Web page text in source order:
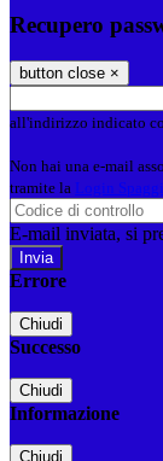
Recupero
button close ×
all'indirizzo indicato
Non hai una e-mail
tramite la Login
E-mail inviata, si
Errore
Chiudi
Successo
Chiudi
Informazione
Chiudi